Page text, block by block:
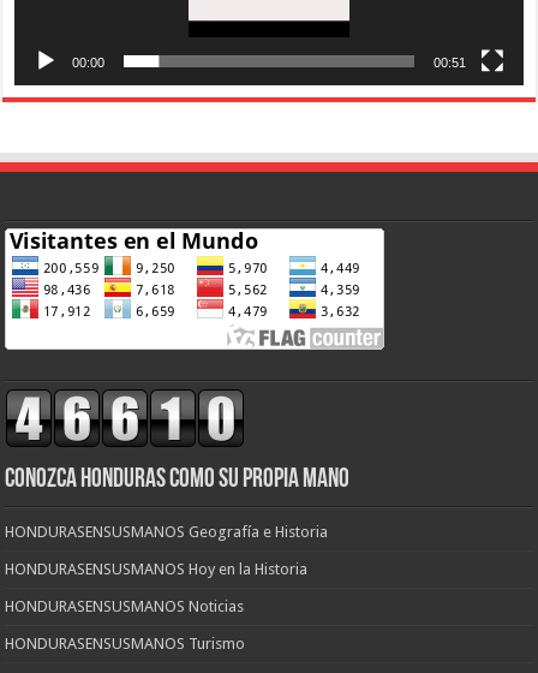
00:00 00:51
CONOZCA HONDURAS COMO SU PROPIA MANO
HONDURASENSUSMANOS Geografía e Historia
HONDURASENSUSMANOS Hoy en la Historia
HONDURASENSUSMANOS Noticias
HONDURASENSUSMANOS Turismo